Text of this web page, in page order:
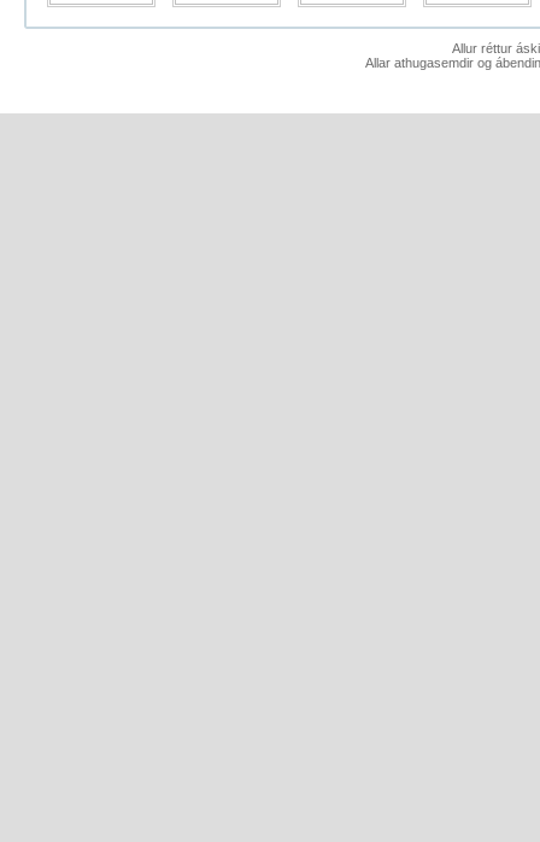
Allur réttur
Allar athugasemdir og